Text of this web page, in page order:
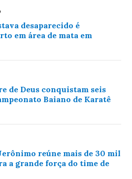
desaparecido é
em área de mata em
de Deus conquistam seis
Baiano de Karatê
reúne mais de 30 mil
a grande força do time de